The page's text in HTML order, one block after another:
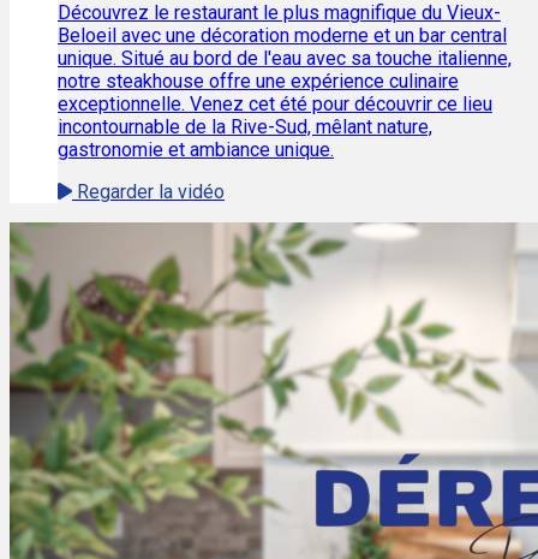
Découvrez le restaurant le plus magnifique du Vieux-
Beloeil avec une décoration moderne et un bar central
unique. Situé au bord de l'eau avec sa touche italienne,
notre steakhouse offre une expérience culinaire
exceptionnelle. Venez cet été pour découvrir ce lieu
incontournable de la Rive-Sud, mêlant nature,
gastronomie et ambiance unique.
Regarder la vidéo